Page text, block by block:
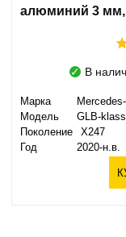
алюминий 3 мм,
В
Марка
Модель
GLB-
Поколение
X247
Год
2020-н.в.